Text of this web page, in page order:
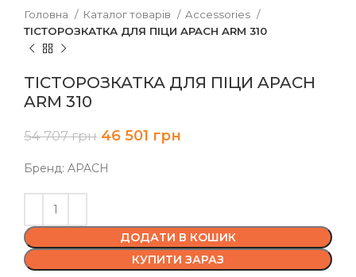
Головна Каталог товарів
Accessories
ТІСТОРОЗКАТКА ДЛЯ ПІЦИ APACH ARM 310
ТІСТОРОЗКАТКА ДЛЯ ПІЦИ APACH
ARM 310
54 707грн 46 501 грн
Бренд: APACH
ДОДАТИ В КОШИК
КУПИТИ ЗАРАЗ